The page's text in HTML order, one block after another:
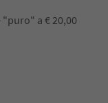
a € 20,00